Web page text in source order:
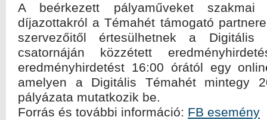
A beérkezett pályaműveket
díjazottakról a Témahét támogató
szervezőitől értesülhetnek a Digitális
csatornáján közzétett
eredményhirdetést 16:00 órától egy
amelyen a Digitális Témahét mintegy
pályázata mutatkozik be.
Forrás és további információ: FB esemény